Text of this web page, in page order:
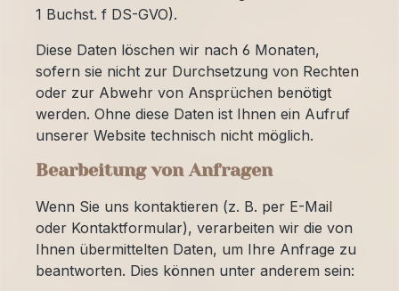
1 Buchst. f DS-GVO).
Diese Daten löschen wir nach 6 Monaten,
sofern sie nicht zur Durchsetzung von Rechten
oder zur Abwehr von Ansprüchen benötigt
werden. Ohne diese Daten ist Ihnen ein Aufruf
unserer Website technisch nicht möglich.
Bearbeitung von Anfragen
Wenn Sie uns kontaktieren (z. B. per E-Mail
oder Kontaktformular), verarbeiten wir die von
Ihnen übermittelten Daten, um Ihre Anfrage zu
beantworten. Dies können unter anderem sein: